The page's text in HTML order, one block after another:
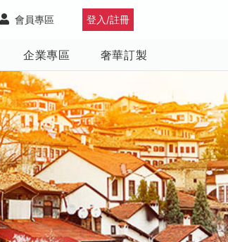
登入/註冊
會員專區
企業專區 奢華訂製